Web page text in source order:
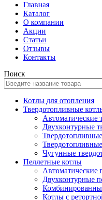
Главная
Каталог
О компании
Акции
Статьи
Отзывы
Контакты
Поиск
Котлы для отопления
Твердотопливные
Автоматические
Двухконтурные
Чугунные
Пеллетные котлы
Автоматические
Двухконтурные
Котлы с